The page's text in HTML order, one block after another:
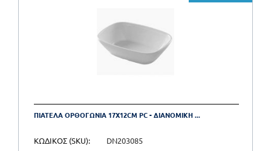
ΠΙΑΤΕΛΑ ΟΡΘΟΓΩΝΙΑ 17X12CM PC - ΔΙΑΝΟΜΙΚΗ ...
ΚΩΔΙΚΟΣ (SKU): DN203085